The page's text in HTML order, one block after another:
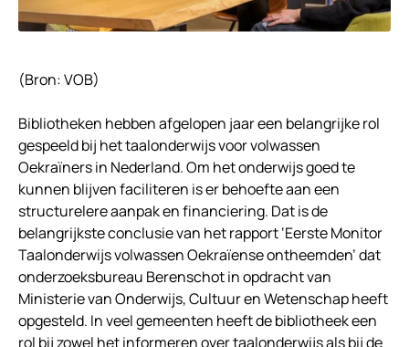
(Bron: VOB)
Bibliotheken hebben afgelopen jaar een belangrijke rol
gespeeld bij het taalonderwijs voor volwassen
Oekraïners in Nederland. Om het onderwijs goed te
kunnen blijven faciliteren is er behoefte aan een
structurelere aanpak en financiering. Dat is de
belangrijkste conclusie van het rapport ‘Eerste Monitor
Taalonderwijs volwassen Oekraïense ontheemden’ dat
onderzoeksbureau Berenschot in opdracht van
Ministerie van Onderwijs, Cultuur en Wetenschap heeft
opgesteld. In veel gemeenten heeft de bibliotheek een
rol bij zowel het informeren over taalonderwijs als bij de